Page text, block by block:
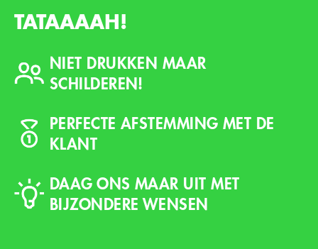
TATAAAAH!
NIET DRUKKEN MAAR
SCHILDEREN!
PERFECTE AFSTEMMING MET DE
KLANT
DAAG ONS MAAR UIT MET
BIJZONDERE WENSEN